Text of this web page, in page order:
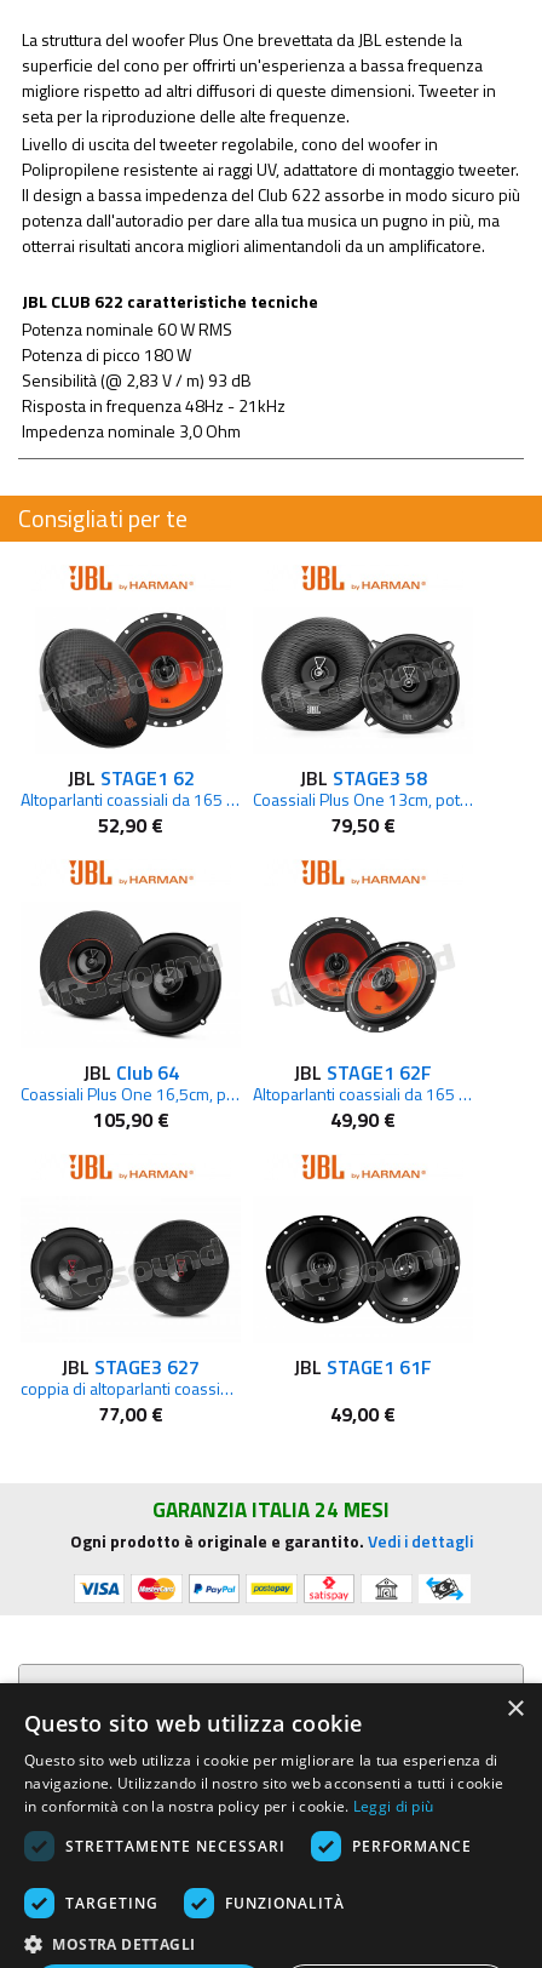
La struttura del woofer Plus One brevettata da JBL estende la
superficie del cono per offrirti un'esperienza a bassa frequenza
migliore rispetto ad altri diffusori di queste dimensioni. Tweeter in
seta per la riproduzione delle alte frequenze.
Livello di uscita del tweeter regolabile, cono del woofer in
Polipropilene resistente ai raggi UV, adattatore di montaggio tweeter.
Il design a bassa impedenza del Club 622 assorbe in modo sicuro più
potenza dall'autoradio per dare alla tua musica un pugno in più, ma
otterrai risultati ancora migliori alimentandoli da un amplificatore.
JBL CLUB 622 caratteristiche tecniche
Potenza nominale 60 W RMS
Potenza di picco 180 W
Sensibilità (@ 2,83 V / m) 93 dB
Risposta in frequenza 48Hz - 21kHz
Impedenza nominale 3,0 Ohm
Consigliati per te
JBL STAGE1 62
Altoparlanti coassiali da 165 mm
52,90 €
JBL STAGE3 58
Coassiali Plus One 13cm, potenza 50W RMS, griglie incluse
79,50 €
JBL Club 64
Coassiali Plus One 16,5cm, potenza 60W RMS
105,90 €
JBL STAGE1 62F
Altoparlanti coassiali da 165 mm
49,90 €
JBL STAGE3 627
coppia di altoparlanti coassiali 165mm a due vie
77,00 €
JBL STAGE1 61F
49,00 €
GARANZIA ITALIA 24 MESI
Ogni prodotto è originale e garantito.Vedi i dettagli
Presentazione aziendale
Acquista su R.G. Sound
Trasparenza e sicurezza
Area Clienti
R.G. Sound di Rosini Guido
- Tel. e Fax (+39) 0577.716097 - Partita IVA IT01002570529 REA SI-
×
Questo sito web utilizza cookie
Questo sito web utilizza i cookie per migliorare la tua esperienza di
navigazione. Utilizzando il nostro sito web acconsenti a tutti i cookie
in conformità con la nostra policy per i cookie. Leggi di più
STRETTAMENTE NECESSARI
PERFORMANCE
TARGETING FUNZIONALITÀ
MOSTRA DETTAGLI